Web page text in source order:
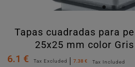
Tapas cuadradas para
25x25 mm color
6.1 €
Tax Excluded 7.38 €
Tax Included